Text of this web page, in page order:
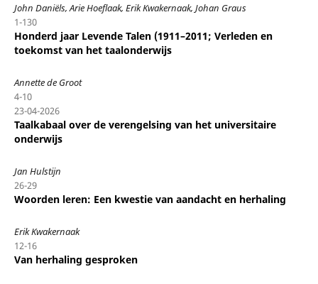
John Daniëls, Arie Hoeflaak, Erik Kwakernaak, Johan Graus
1-130
Honderd jaar Levende Talen (1911–2011; Verleden en
toekomst van het taalonderwijs
Annette de Groot
4-10
23-04-2026
Taalkabaal over de verengelsing van het universitaire
onderwijs
Jan Hulstijn
26-29
Woorden leren: Een kwestie van aandacht en herhaling
Erik Kwakernaak
12-16
Van herhaling gesproken